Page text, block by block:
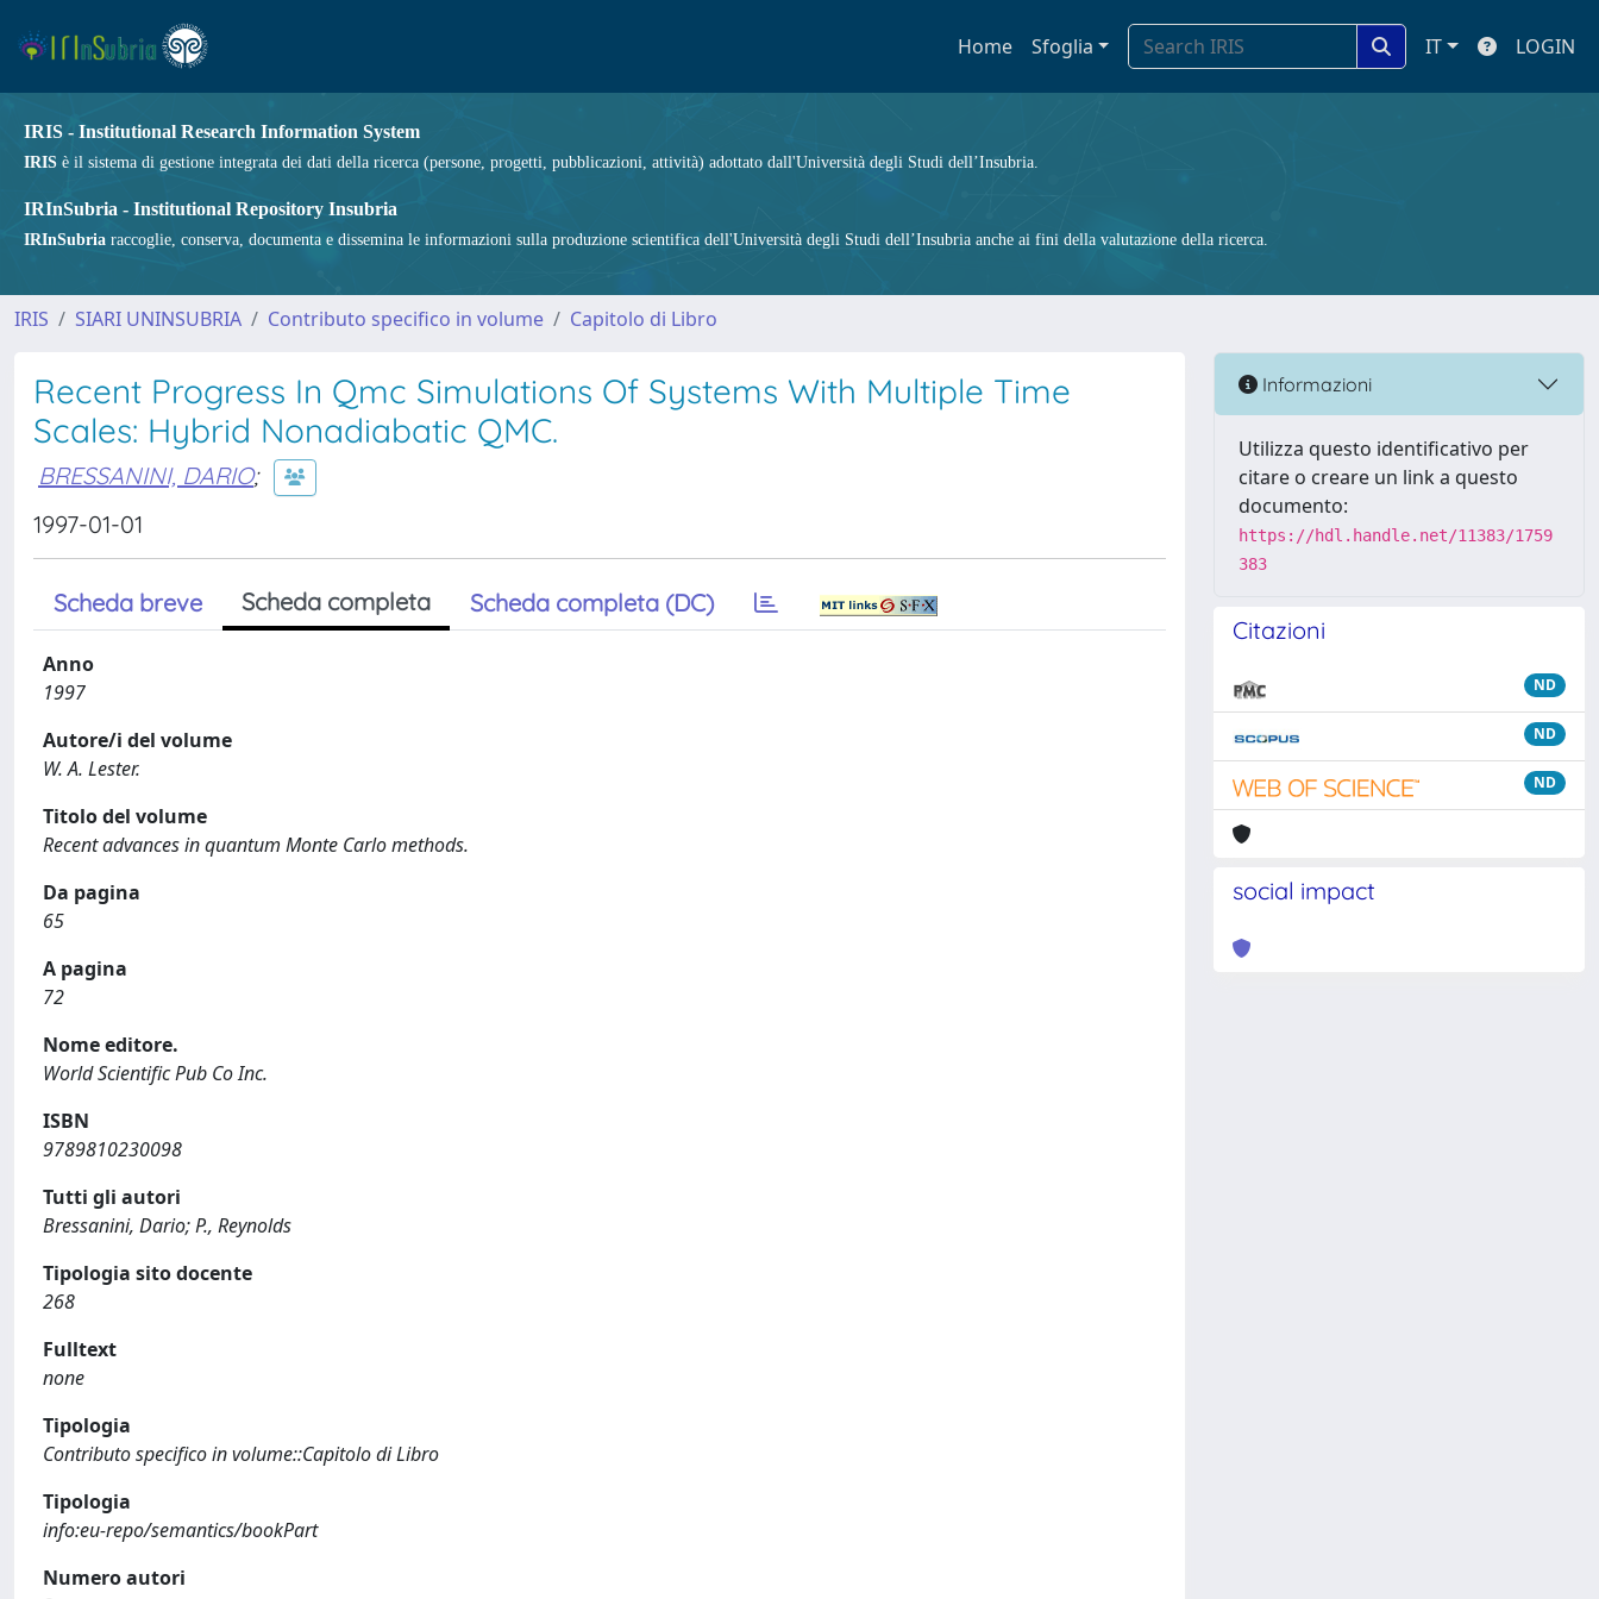
Home Sfoglia IT LOGIN
IRIS - Institutional Research Information System
IRIS è il sistema di gestione integrata dei dati della ricerca (persone, progetti, pubblicazioni, attività) adottato dall'Università degli Studi dell’Insubria.
IRInSubria - Institutional Repository Insubria
IRInSubria raccoglie, conserva, documenta e dissemina le informazioni sulla produzione scientifica dell'Università degli Studi dell’Insubria anche ai fini della valutazione della ricerca.
IRIS SIARI UNINSUBRIA Contributo specifico in volume Capitolo di Libro
Recent Progress In Qmc Simulations Of Systems With Multiple Time
Scales: Hybrid Nonadiabatic QMC.
BRESSANINI, DARIO;
1997-01-01
Scheda breve Scheda completa Scheda completa (DC)
Anno
1997
Autore/i del volume
W. A. Lester.
Titolo del volume
Recent advances in quantum Monte Carlo methods.
Da pagina
65
A pagina
72
Nome editore.
World Scientific Pub Co Inc.
ISBN
9789810230098
Tutti gli autori
Bressanini, Dario; P., Reynolds
Tipologia sito docente
268
Fulltext
none
Tipologia
Contributo specifico in volume::Capitolo di Libro
Tipologia
info:eu-repo/semantics/bookPart
Numero autori
Informazioni
Utilizza questo identificativo per
citare o creare un link a questo
documento:
https://hdl.handle.net/11383/1759
383
Citazioni
ND
ND
ND
social impact